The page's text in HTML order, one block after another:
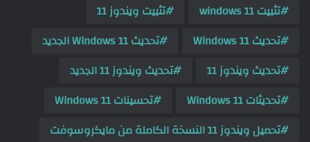
تثبيت windows 11
تثبيت ويندوز 11
تحديث Windows 11
تحديث Windows 11 الجديد
تحديث ويندوز 11
تحديث ويندوز 11 الجديد
تحديثات Windows 11
تحسينات Windows 11
تحميل ويندوز 11 النسخة الكاملة من مايكروسوفت